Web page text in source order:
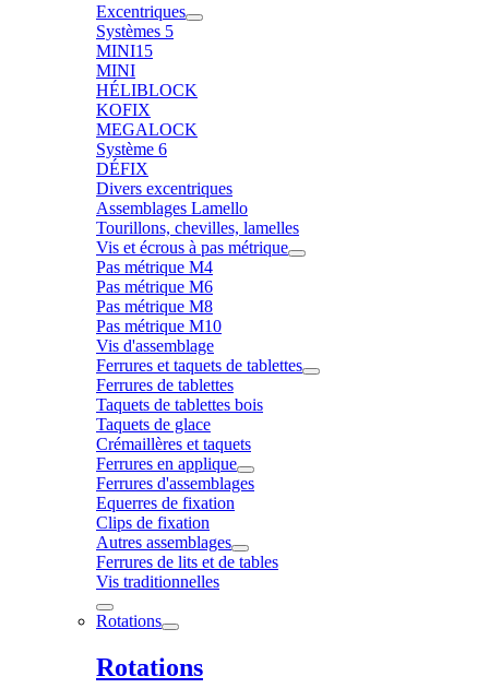
Excentriques
Systèmes 5
MINI15
MINI
HÉLIBLOCK
KOFIX
MEGALOCK
Système 6
DÉFIX
Divers excentriques
Assemblages Lamello
Tourillons, chevilles, lamelles
Vis et écrous à pas métrique
Pas métrique M4
Pas métrique M6
Pas métrique M8
Pas métrique M10
Vis d'assemblage
Ferrures et taquets de tablettes
Ferrures de tablettes
Taquets de tablettes bois
Taquets de glace
Crémaillères et taquets
Ferrures en applique
Ferrures d'assemblages
Equerres de fixation
Clips de fixation
Autres assemblages
Ferrures de lits et de tables
Vis traditionnelles
Rotations
Rotations